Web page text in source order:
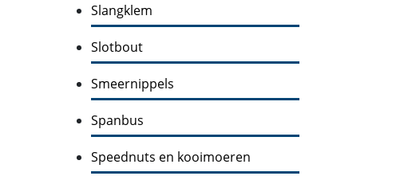
Slangklem
Slotbout
Smeernippels
Spanbus
Speednuts en kooimoeren